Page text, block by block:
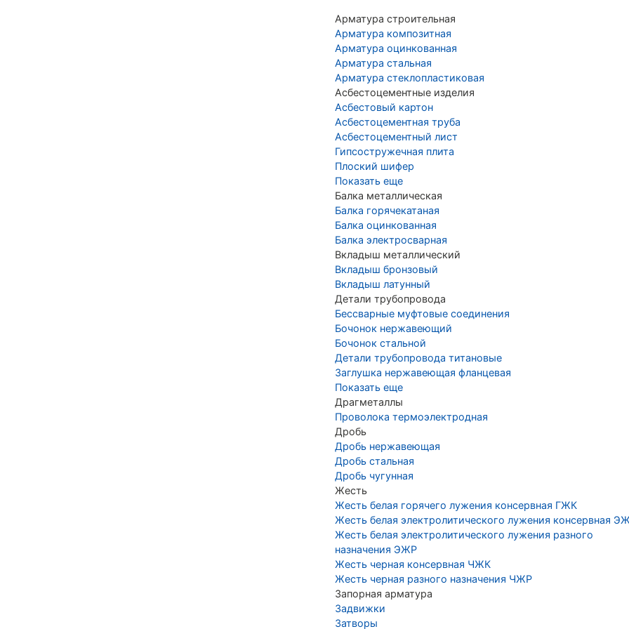
Арматура строительная
Арматура композитная
Арматура оцинкованная
Арматура стальная
Арматура стеклопластиковая
Асбестоцементные изделия
Асбестовый картон
Асбестоцементная труба
Асбестоцементный лист
Гипсостружечная плита
Плоский шифер
Показать еще
Балка металлическая
Балка горячекатаная
Балка оцинкованная
Балка электросварная
Вкладыш металлический
Вкладыш бронзовый
Вкладыш латунный
Детали трубопровода
Бессварные муфтовые соединения
Бочонок нержавеющий
Бочонок стальной
Детали трубопровода титановые
Заглушка нержавеющая фланцевая
Показать еще
Драгметаллы
Проволока термоэлектродная
Дробь
Дробь нержавеющая
Дробь стальная
Дробь чугунная
Жесть
Жесть белая горячего лужения консервная ГЖК
Жесть белая электролитического лужения консервная
Жесть белая электролитического лужения разного
назначения ЭЖР
Жесть черная консервная ЧЖК
Жесть черная разного назначения ЧЖР
Запорная арматура
Задвижки
Затворы